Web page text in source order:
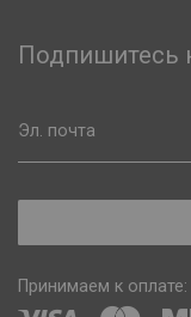
Подпишитесь
Эл. почта
Принимаем к оплате: